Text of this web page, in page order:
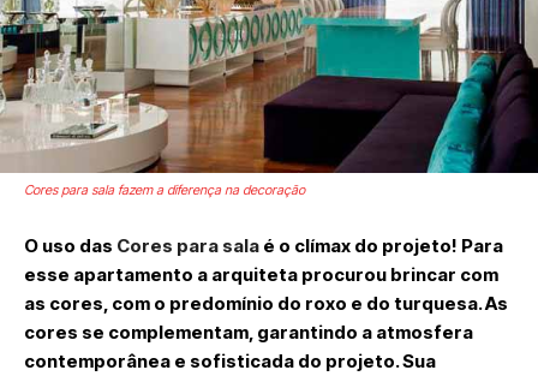
Cores para sala fazem a diferença na decoração
O uso das Cores para sala é o clímax do projeto! Para
esse apartamento a arquiteta procurou brincar com
as cores, com o predomínio do roxo e do turquesa. As
cores se complementam, garantindo a atmosfera
contemporânea e sofisticada do projeto. Sua